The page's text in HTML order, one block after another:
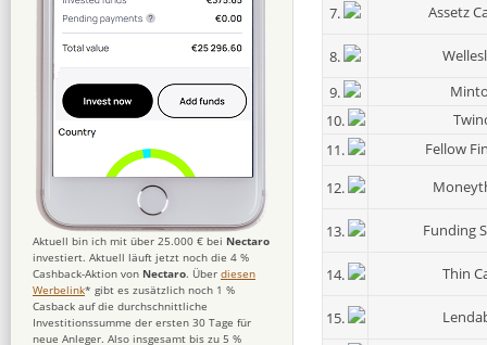
7.
Assetz
8.
9.
10.
11.
Fellow
12.
13. Funding
14. Thin
15.
Aktuell bin ich mit über 25.000 € bei Nectaro
investiert. Aktuell läuft jetzt noch die 4 %
Cashback-Aktion von Nectaro. Über diesen
Werbelink* gibt es zusätzlich noch 1 %
Casback auf die durchschnittliche
Investitionssumme der ersten 30 Tage für
neue Anleger. Also insgesamt bis zu 5 %